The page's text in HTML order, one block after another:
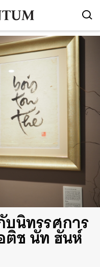
นิทรรศการ
ช นัท ฮันห์